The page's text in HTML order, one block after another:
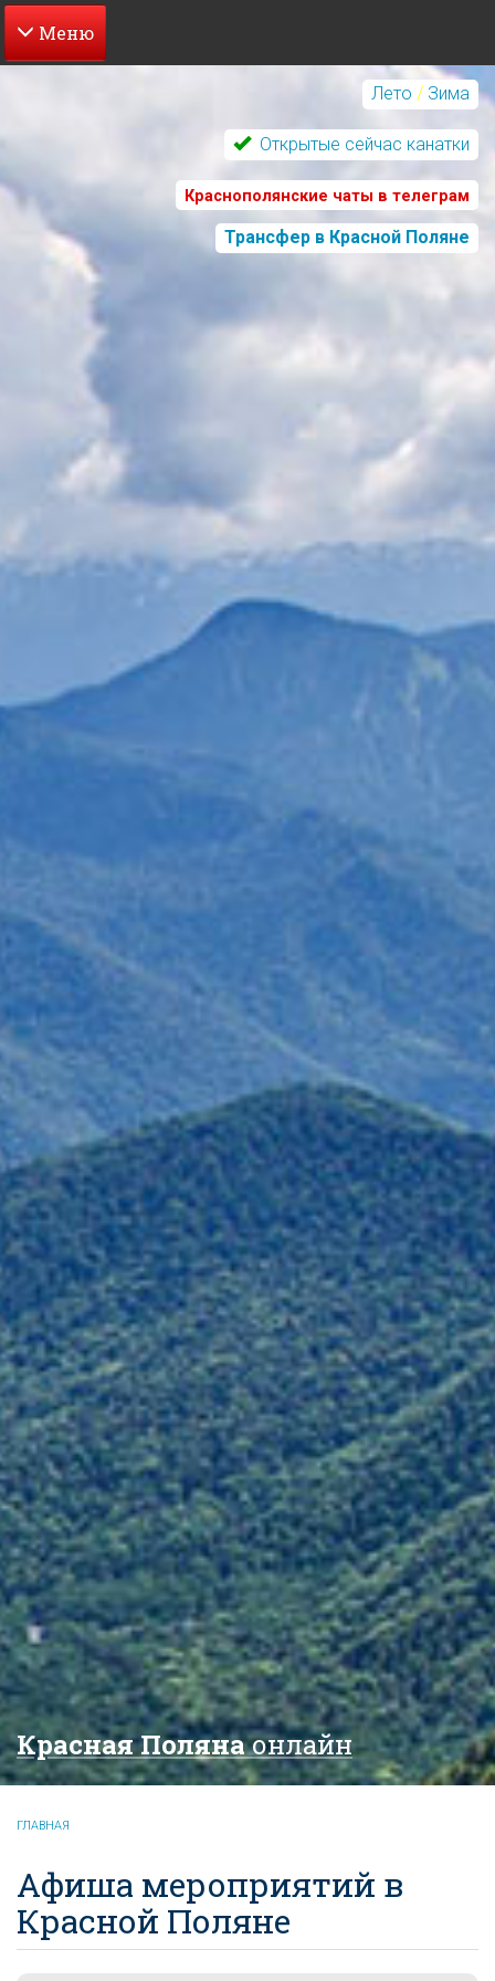
Перейти
содержанию
Лето / Зима
Открытые сейчас канатки
Краснополянские чаты в телеграм
Трансфер в Красной Поляне
Красная Полянаонлайн
ГЛАВНАЯ
Афиша мероприятий в
Красной Поляне